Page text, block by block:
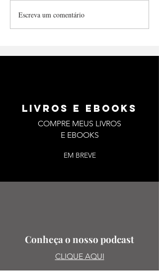
abriga mais que a...
Escreva um comentário
LIVROS E EBOOKS
COMPRE MEUS LIVROS
E EBOOKS
EM BREVE
Conheça o nosso podcast
CLIQUE AQUI